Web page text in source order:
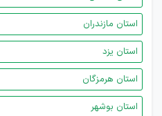
استان مازندران
استان یزد
استان هرمزگان
استان بوشهر